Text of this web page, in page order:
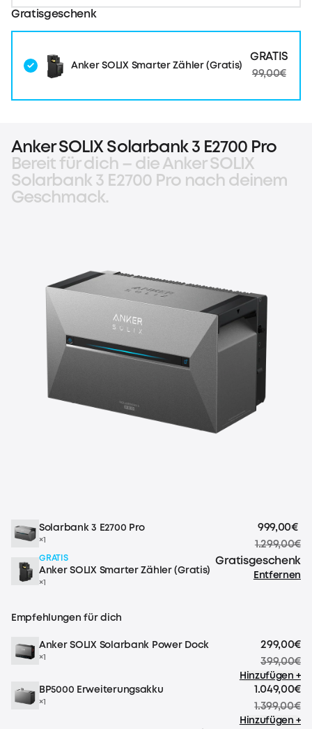
Gratisgeschenk
Anker SOLIX Smarter Zähler (Gratis)
GRATIS
99,00€
Anker SOLIX Solarbank 3 E2700 Pro
Bereit für dich – die Anker SOLIX
Solarbank 3 E2700 Pro nach deinem
Geschmack.
Solarbank 3 E2700 Pro
×1
999,00€
1.299,00€
GRATIS
Anker SOLIX Smarter Zähler (Gratis)
×1
Gratisgeschenk
Entfernen
Empfehlungen für dich
Anker SOLIX Solarbank Power Dock
×1
299,00€
399,00€
Hinzufügen +
BP5000 Erweiterungsakku
×1
1.049,00€
1.399,00€
Hinzufügen +